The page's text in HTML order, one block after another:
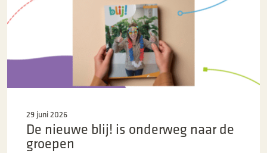
29 juni 2026
De nieuwe blij! is onderweg naar de
groepen